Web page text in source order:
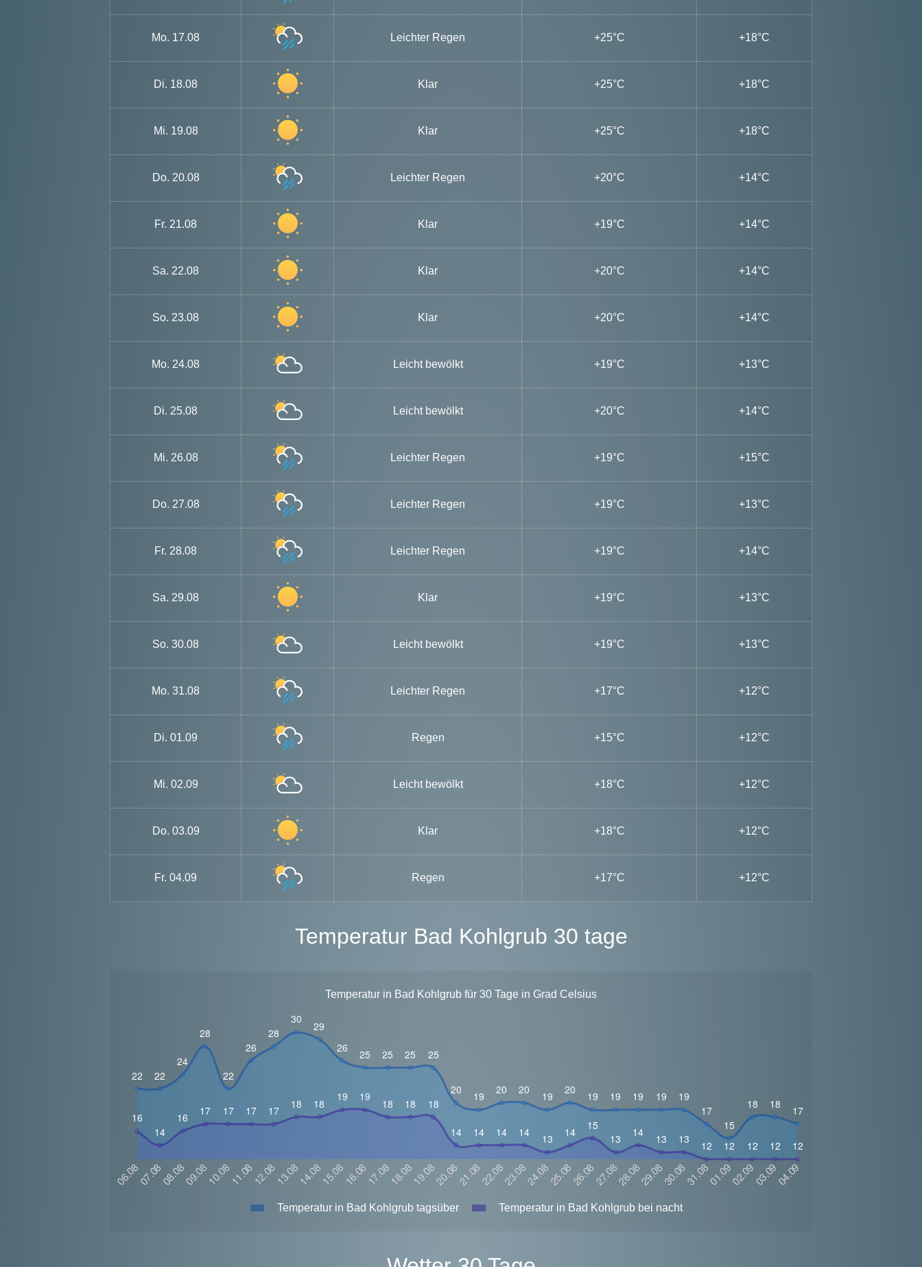
Mo. 17.08 Leichter Regen +25°C +18°C
Di. 18.08 Klar +25°C +18°C
Mi. 19.08 Klar +25°C +18°C
Do. 20.08 Leichter Regen +20°C +14°C
Fr. 21.08 Klar +19°C +14°C
Sa. 22.08 Klar +20°C +14°C
So. 23.08 Klar +20°C +14°C
Mo. 24.08 Leicht bewölkt +19°C +13°C
Di. 25.08 Leicht bewölkt +20°C +14°C
Mi. 26.08 Leichter Regen +19°C +15°C
Do. 27.08 Leichter Regen +19°C +13°C
Fr. 28.08 Leichter Regen +19°C +14°C
Sa. 29.08 Klar +19°C +13°C
So. 30.08 Leicht bewölkt +19°C +13°C
Mo. 31.08 Leichter Regen +17°C +12°C
Di. 01.09 Regen +15°C +12°C
Mi. 02.09 Leicht bewölkt +18°C +12°C
Do. 03.09 Klar +18°C +12°C
Fr. 04.09 Regen +17°C +12°C
Temperatur Bad Kohlgrub 30 tage
Temperatur in Bad Kohlgrub für 30 Tage in Grad Celsius
Temperatur in Bad Kohlgrub tagsüber Temperatur in Bad Kohlgrub bei nacht